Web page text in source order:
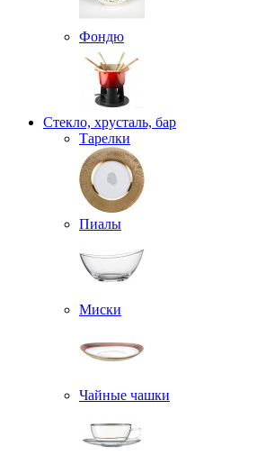
Фондю
Стекло, хрусталь, бар
Тарелки
Пиалы
Миски
Чайные чашки